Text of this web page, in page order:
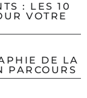
: LES 10
VOTRE
DE LA
PARCOURS